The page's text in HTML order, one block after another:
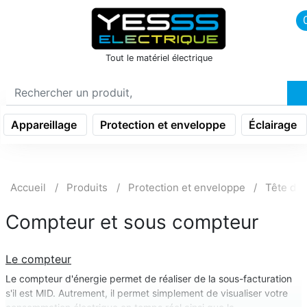
icon menu burger
Tout le matériel électrique
Appareillage Protection et enveloppe Éclairage
Accueil Produits Protection et enveloppe Tête
Compteur et sous compteur
Le compteur
Le compteur d'énergie permet de réaliser de la sous-facturation
s'il est MID. Autrement, il permet simplement de visualiser votre